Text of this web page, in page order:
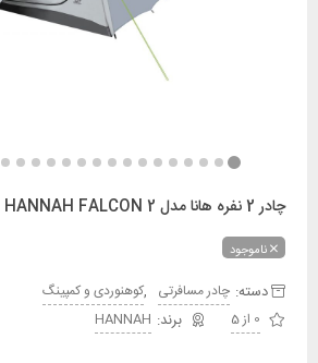
چادر 2 نفره هانا مدل HANNAH FALCON 2
ناموجود
دسته: چادر مسافرتی
کوهنوردی و کمپینگ
0 از 5
HANNAH